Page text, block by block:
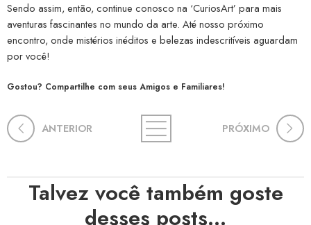
Sendo assim, então, continue conosco na ‘CuriosArt’ para mais
aventuras fascinantes no mundo da arte. Até nosso próximo
encontro, onde mistérios inéditos e belezas indescritíveis aguardam
por você!
Gostou? Compartilhe com seus Amigos e Familiares!
ANTERIOR PRÓXIMO
Talvez você também goste
desses posts...